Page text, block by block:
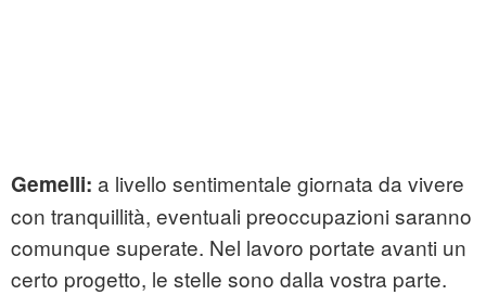
Gemelli: a livello sentimentale giornata da vivere
con tranquillità, eventuali preoccupazioni saranno
comunque superate. Nel lavoro portate avanti un
certo progetto, le stelle sono dalla vostra parte.